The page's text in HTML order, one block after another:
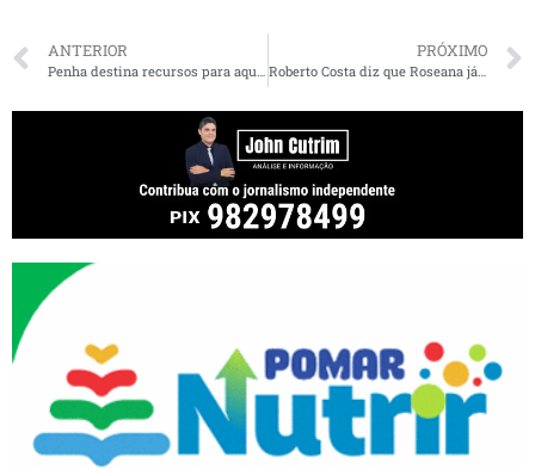
ANTERIOR PRÓXIMO
Roberto Costa diz que Roseana já chegou aos dois dígitos: “não se discute outra opção”